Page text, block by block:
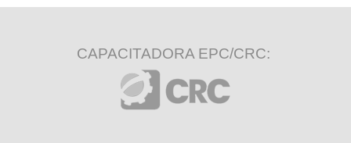
CAPACITADORA EPC/CRC: